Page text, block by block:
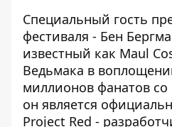
Специальный гость
фестиваля - Бен
известный как Maul
Ведьмака в
миллионов фанатов со
он является
Project Red -